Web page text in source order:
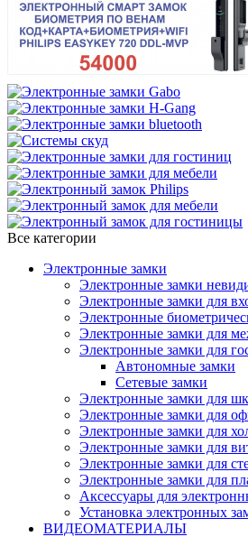
Все категории
Электронные замки
Электронные замки
Электронные замки для
Электронные
Электронные замки для
Электронные замки для
Автономные замки
Сетевые замки
Электронные замки для
Электронные замки для
Электронные замки для
Электронные замки для
Электронные замки для
Электронные замки для
Аксессуары для
Установка электронных
ВИДЕОМАТЕРИАЛЫ